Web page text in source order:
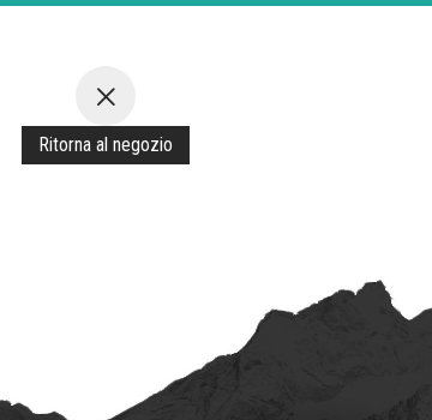
Ritorna al negozio